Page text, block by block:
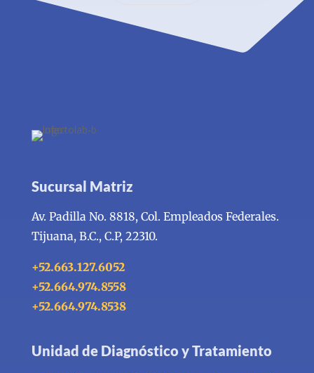
Sucursal Matriz
Av. Padilla No. 8818, Col. Empleados Federales.
Tijuana, B.C., C.P, 22310.
+52.663.127.6052
+52.664.974.8558
+52.664.974.8538
Unidad de Diagnóstico y Tratamiento